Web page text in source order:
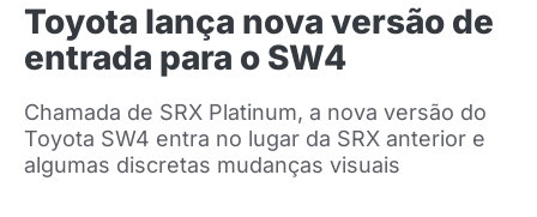
Toyota lança nova versão de
entrada para o SW4
Chamada de SRX Platinum, a nova versão do
Toyota SW4 entra no lugar da SRX anterior e
algumas discretas mudanças visuais